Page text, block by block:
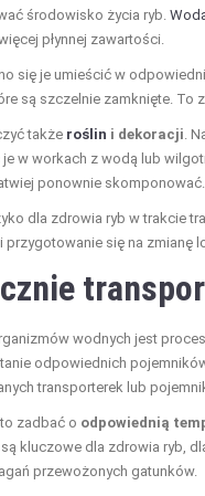
środowisko życia ryb.
płynnej zawartości.
się je umieścić w
są szczelnie zamknięte. To
także roślin i dekoracji .
w workach z wodą lub
ponownie skomponować.
dla zdrowia ryb w trakcie
się na zmianę
wodnych jest
odpowiednich
transporterek lub
zadbać o odpowiednią
kluczowe dla zdrowia ryb,
przewożonych gatunków.